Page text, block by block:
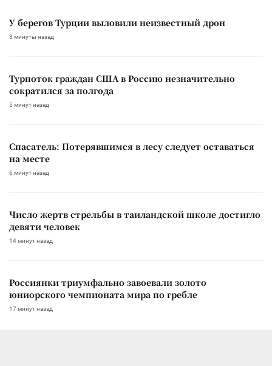
У берегов Турции выловили неизвестный дрон
3 минуты назад
Турпоток граждан США в Россию незначительно
сократился за полгода
5 минут назад
Спасатель: Потерявшимся в лесу следует оставаться
на месте
6 минут назад
Число жертв стрельбы в таиландской школе достигло
девяти человек
14 минут назад
Россиянки триумфально завоевали золото
юниорского чемпионата мира по гребле
17 минут назад